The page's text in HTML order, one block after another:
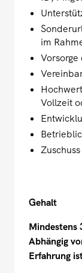
im
Vollzeit
Gehalt
Mindestens
Abhängig
Erfahrung